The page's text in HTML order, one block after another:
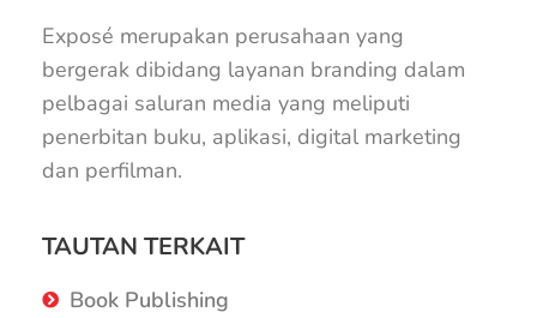
Exposé merupakan perusahaan yang
bergerak dibidang layanan branding dalam
pelbagai saluran media yang meliputi
penerbitan buku, aplikasi, digital marketing
dan perfilman.
TAUTAN TERKAIT
Book Publishing